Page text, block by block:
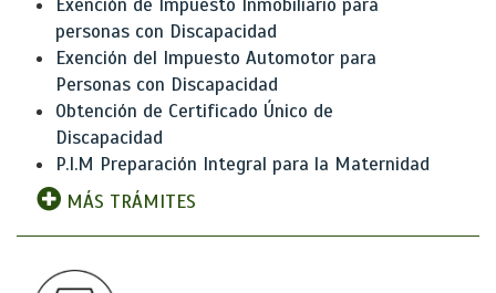
Exención de Impuesto Inmobiliario para
personas con Discapacidad
Exención del Impuesto Automotor para
Personas con Discapacidad
Obtención de Certificado Único de
Discapacidad
P.I.M Preparación Integral para la Maternidad
MÁS TRÁMITES